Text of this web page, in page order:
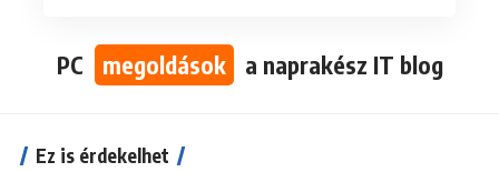
PC megoldások a naprakész IT blog
Ez is érdekelhet